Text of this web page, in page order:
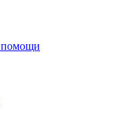
помощи